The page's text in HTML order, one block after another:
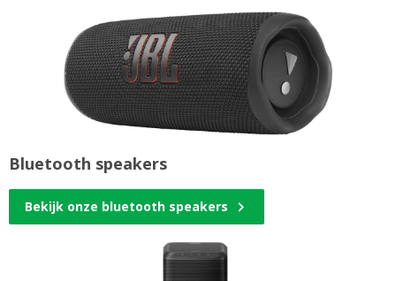
Bluetooth speakers
Bekijk onze bluetooth speakers